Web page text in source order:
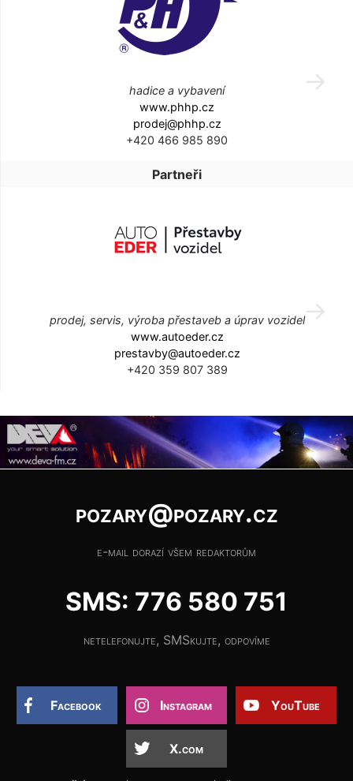
hadice a vybavení
www.phhp.cz
prodej@phhp.cz
+420 466 985 890
Partneři
prodej, servis, výroba přestaveb a úprav vozidel
www.autoeder.cz
prestavby@autoeder.cz
+420 359 807 389
pozary@pozary.cz
e-mail dorazí všem redaktorům
SMS: 776 580 751
netelefonujte, SMSkujte, odpovíme
Facebook Instagram YouTube
X.com